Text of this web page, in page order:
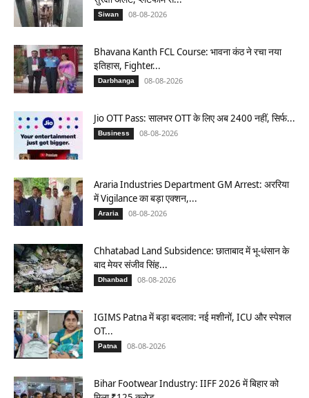
Siwan 08-08-2026
Bhavana Kanth FCL Course: भावना कंठ ने रचा नया
इतिहास, Fighter...
Darbhanga 08-08-2026
Jio OTT Pass: सालभर OTT के लिए अब 2400 नहीं, सिर्फ...
Business 08-08-2026
Araria Industries Department GM Arrest: अररिया
में Vigilance का बड़ा एक्शन,...
Araria 08-08-2026
Chhatabad Land Subsidence: छाताबाद में भू-धंसान के
बाद मेयर संजीव सिंह...
Dhanbad 08-08-2026
IGIMS Patna में बड़ा बदलाव: नई मशीनों, ICU और स्पेशल
OT...
Patna 08-08-2026
Bihar Footwear Industry: IIFF 2026 में बिहार को